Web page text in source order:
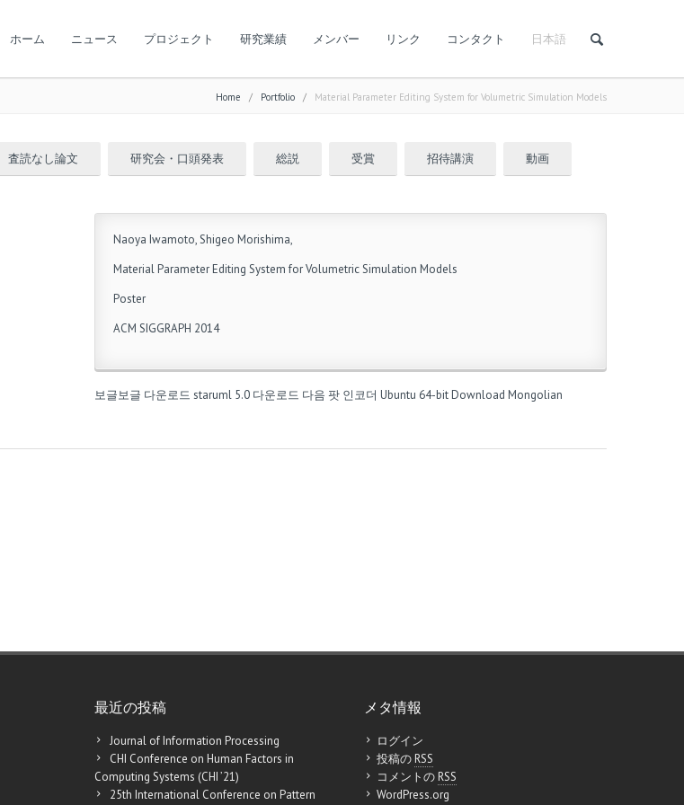
ホーム ニュース プロジェクト 研究業績 メンバー リンク コンタクト 日本語
Home / Portfolio / Material Parameter Editing System for Volumetric Simulation Models
査読なし論文 研究会・口頭発表 総説 受賞 招待講演 動画
Naoya Iwamoto, Shigeo Morishima,
Material Parameter Editing System for Volumetric Simulation Models
Poster
ACM SIGGRAPH 2014
보글보글 다운로드 staruml 5.0 다운로드 다음 팟 인코더 Ubuntu 64-bitDownload Mongolian
最近の投稿
Journal of Information Processing
CHI Conference on Human Factors in
Computing Systems (CHI ’21)
25th International Conference on Pattern
メタ情報
ログイン
投稿のRSS
コメントのRSS
WordPress.org